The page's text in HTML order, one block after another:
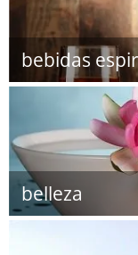
bebidas
belleza